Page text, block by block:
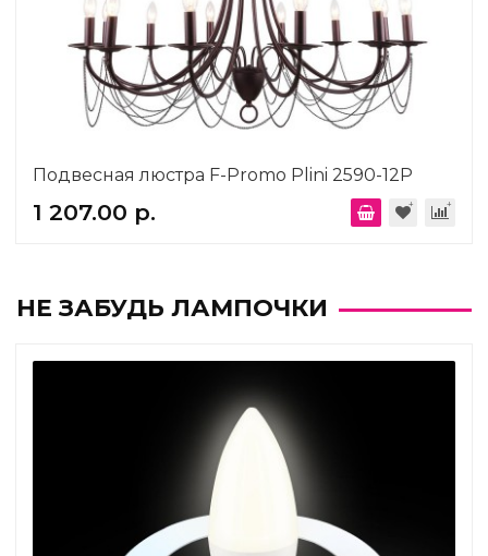
Подвесная люстра F-Promo Plini 2590-12P
1 207.00 р.
НЕ ЗАБУДЬ ЛАМПОЧКИ